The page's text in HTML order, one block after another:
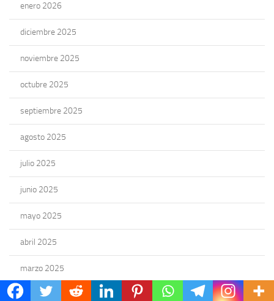
enero 2026
diciembre 2025
noviembre 2025
octubre 2025
septiembre 2025
agosto 2025
julio 2025
junio 2025
mayo 2025
abril 2025
marzo 2025
febrero 2025